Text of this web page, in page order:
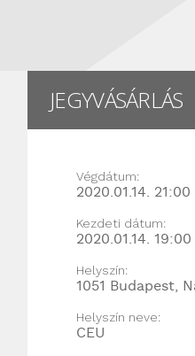
JEGYVÁSÁRLÁS
Végdátum:
2020.01.14. 21:00
Kezdeti dátum:
2020.01.14. 19:00
Helyszín:
1051 Budapest,
Helyszín neve:
CEU